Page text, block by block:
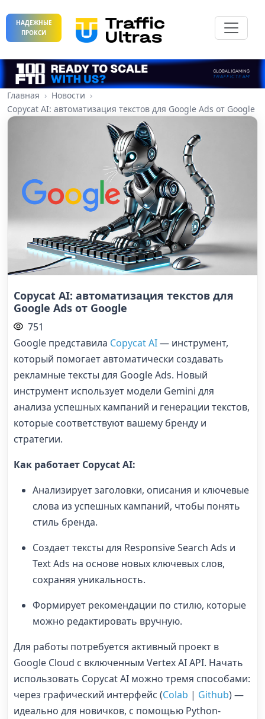
НАДЕЖНЫЕ
ПРОКСИ
Главная
Новости
Copycat AI: автоматизация текстов для Google Ads от Google
Copycat AI: автоматизация текстов для
Google Ads от Google
751
Google представила Copycat AI— инструмент,
который помогает автоматически создавать
рекламные тексты для Google Ads. Новый
инструмент использует модели Gemini для
анализа успешных кампаний и генерации текстов,
которые соответствуют вашему бренду и
стратегии.
Как работает Copycat AI:
Анализирует заголовки, описания и ключевые
слова из успешных кампаний, чтобы понять
стиль бренда.
Создает тексты для Responsive Search Ads и
Text Ads на основе новых ключевых слов,
сохраняя уникальность.
Формирует рекомендации по стилю, которые
можно редактировать вручную.
Для работы потребуется активный проект в
Google Cloud с включенным Vertex AI API. Начать
использовать Copycat AI можно тремя способами:
через графический интерфейс (Colab | Github) —
идеально для новичков, с помощью Python-